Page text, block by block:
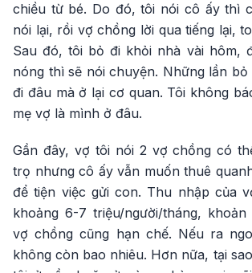
chiều từ bé. Do đó, tôi nói cô ấy thì
nói lại, rồi vợ chồng lời qua tiếng lại,
Sau đó, tôi bỏ đi khỏi nhà vài hôm,
nóng thì sẽ nói chuyện. Những lần
đi đâu mà ở lại cơ quan. Tôi không
mẹ vợ là mình ở đâu.
Gần đây, vợ tôi nói 2 vợ chồng có
trọ nhưng cô ấy vẫn muốn thuê
để tiện việc gửi con. Thu nhập của
khoảng 6-7 triệu/người/tháng,
vợ chồng cũng hạn chế. Nếu ra
không còn bao nhiêu. Hơn nữa, tại